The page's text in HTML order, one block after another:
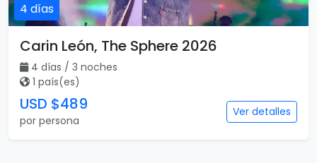
4 días
Carin León, The Sphere 2026
4 días / 3 noches
1 país(es)
USD $489
por persona
Ver detalles